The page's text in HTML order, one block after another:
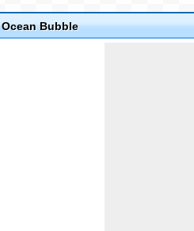
Ocean Bubble